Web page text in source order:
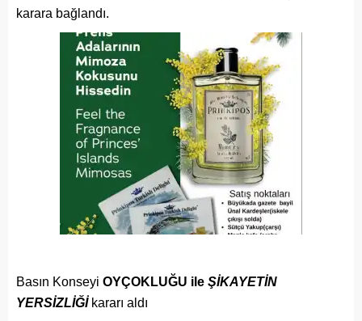
karara bağlandı.
Basın Konseyi OYÇOKLUĞU ile ŞİKAYETİN
YERSİZLİĞİ kararı aldı